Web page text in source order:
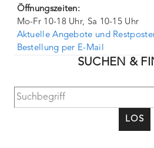
Öffnungszeiten:
Mo-Fr 10-18 Uhr, Sa 10-15 Uhr
Aktuelle Angebote und
Bestellung per E-Mail
SUCHEN &
LOS